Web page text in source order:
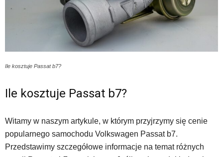
Ile kosztuje Passat b7?
Ile kosztuje Passat b7?
Witamy w naszym artykule, w którym przyjrzymy się cenie
popularnego samochodu Volkswagen Passat b7.
Przedstawimy szczegółowe informacje na temat różnych